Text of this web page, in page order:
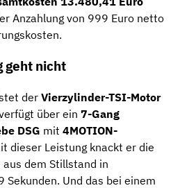
Anzahlung von 999 Euro netto
geht nicht
der Vierzylinder-TSI-Motor
über ein 7-Gang
DSG mit 4MOTION-
dieser Leistung knackt er die
dem Stillstand in
Sekunden. Und das bei einem